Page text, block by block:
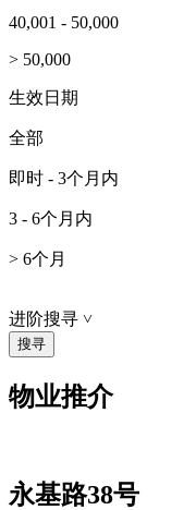
40,001 - 50,000
> 50,000
生效日期
全部
即时 - 3个月内
3 - 6个月内
> 6个月
进阶搜寻 ˅
物业推介
永基路38号